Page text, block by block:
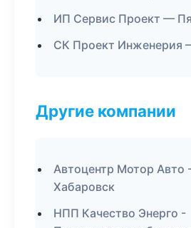
ИП Сервис Проект —
СК Проект Инженерия
Другие компании
Автоцентр Мотор Авто
Хабаровск
НПП Качество Энерго -